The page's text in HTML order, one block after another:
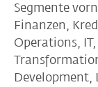
Segmente
Finanzen,
Operations,
Development,